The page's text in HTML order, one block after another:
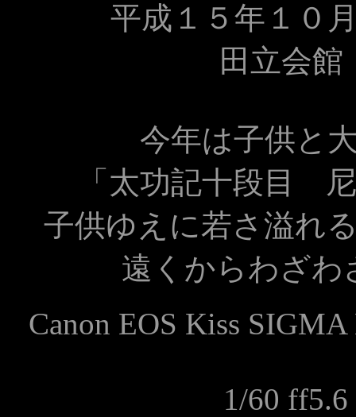
平成１５年１０
田立会
今年は子供と
「太功記十段目
子供ゆえに若さ溢れ
遠くからわざわ
Canon EOS Kiss
1/60 ff5.6